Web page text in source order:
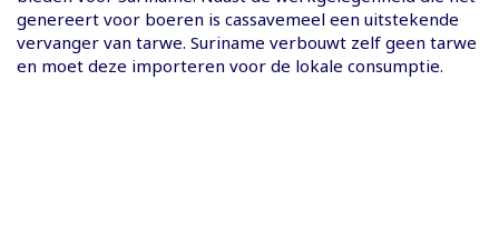
genereert voor boeren is cassavemeel een uitstekende
vervanger van tarwe. Suriname verbouwt zelf geen tarwe
en moet deze importeren voor de lokale consumptie.